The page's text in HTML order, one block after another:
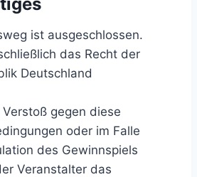
ist ausgeschlossen.
das Recht der
Deutschland
gegen diese
oder im Falle
des Gewinnspiels
Veranstalter das